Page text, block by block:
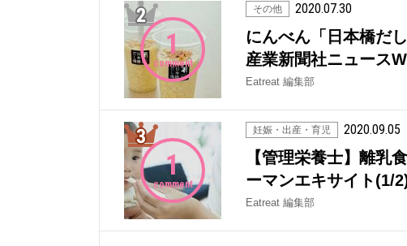
1
comment
その他 2020.07.30
にんべん「日本橋だ
産業新聞社ニュース
Eatreat 編集部
1
comment
妊娠・出産・育児 2020.09.05
【管理栄養士】離乳
ーマンエキサイト(1/
Eatreat 編集部